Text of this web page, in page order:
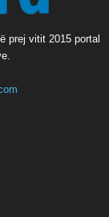
prej vitit 2015 portal